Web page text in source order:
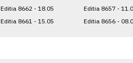
Editia 8662 - 18.05
Editia 8661 - 15.05
Editia 8657 -
Editia 8656 -